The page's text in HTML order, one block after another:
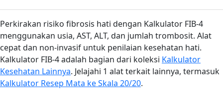
Perkirakan risiko fibrosis hati dengan Kalkulator FIB-4
menggunakan usia, AST, ALT, dan jumlah trombosit. Alat
cepat dan non-invasif untuk penilaian kesehatan hati.
Kalkulator FIB-4 adalah bagian dari koleksi Kalkulator
Kesehatan Lainnya. Jelajahi 1 alat terkait lainnya, termasuk
Kalkulator Resep Mata ke Skala 20/20.